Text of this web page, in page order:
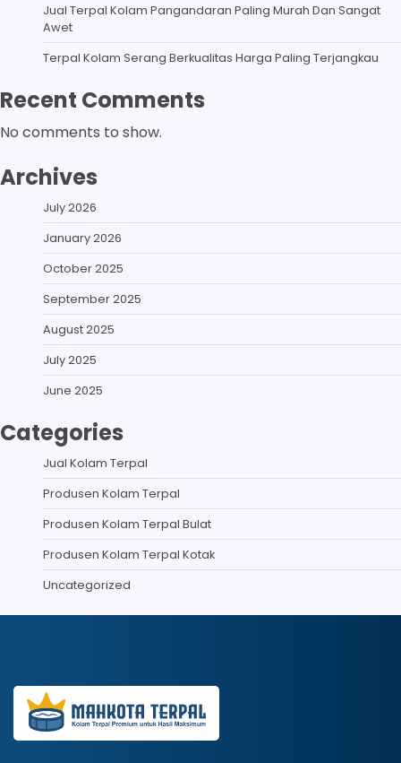
Jual Terpal Kolam Pangandaran Paling Murah Dan Sangat
Awet
Terpal Kolam Serang Berkualitas Harga Paling Terjangkau
Recent Comments
No comments to show.
Archives
July 2026
January 2026
October 2025
September 2025
August 2025
July 2025
June 2025
Categories
Jual Kolam Terpal
Produsen Kolam Terpal
Produsen Kolam Terpal Bulat
Produsen Kolam Terpal Kotak
Uncategorized